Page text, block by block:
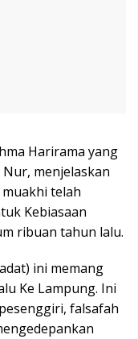
Harirama yang
menjelaskan
telah
Kebiasaan
ribuan tahun lalu.
ini memang
Ke Lampung. Ini
falsafah